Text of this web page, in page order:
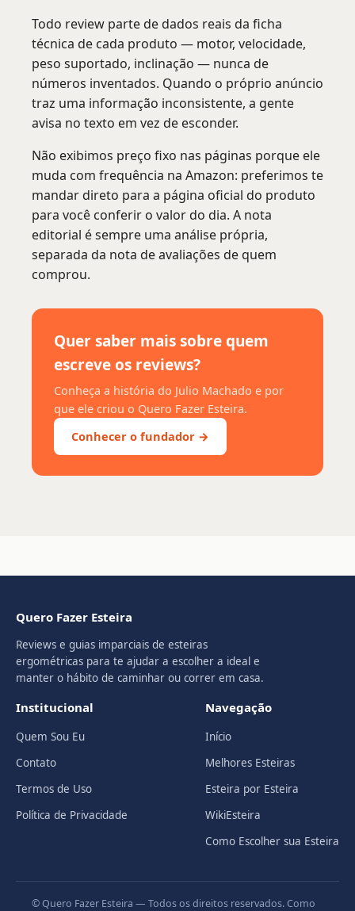
Todo review parte de dados reais da ficha
técnica de cada produto — motor, velocidade,
peso suportado, inclinação — nunca de
números inventados. Quando o próprio anúncio
traz uma informação inconsistente, a gente
avisa no texto em vez de esconder.
Não exibimos preço fixo nas páginas porque ele
muda com frequência na Amazon: preferimos te
mandar direto para a página oficial do produto
para você conferir o valor do dia. A nota
editorial é sempre uma análise própria,
separada da nota de avaliações de quem
comprou.
Quer saber mais sobre quem
escreve os reviews?
Conheça a história do Julio Machado e por
que ele criou o Quero Fazer Esteira.
Conhecer o fundador →
Quero Fazer Esteira
Reviews e guias imparciais de esteiras
ergométricas para te ajudar a escolher a ideal e
manter o hábito de caminhar ou correr em casa.
Institucional
Quem Sou Eu
Contato
Termos de Uso
Política de Privacidade
Navegação
Início
Melhores Esteiras
Esteira por Esteira
WikiEsteira
Como Escolher sua Esteira
© Quero Fazer Esteira — Todos os direitos reservados. Como